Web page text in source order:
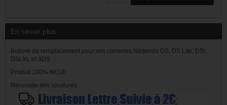
En savoir plus
Bobine de remplacement pour vos consoles Nintendo DS, DS Lite, DSi,
DSi XL et 3DS
Produit 100% NEUF
Nécessite des soudures